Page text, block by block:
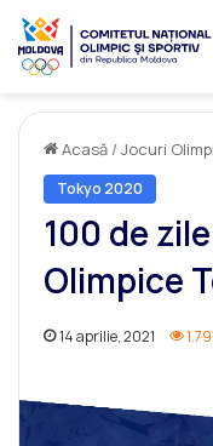
Acasă / Jocuri
Tokyo 2020
100 de
Olimpice
14 aprilie, 2021